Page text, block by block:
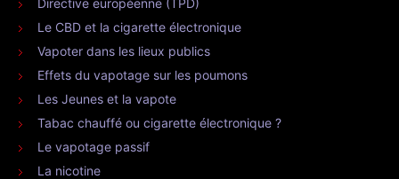
Le CBD et la cigarette électronique
Vapoter dans les lieux publics
Effets du vapotage sur les poumons
Les Jeunes et la vapote
Tabac chauffé ou cigarette électronique ?
Le vapotage passif
La nicotine